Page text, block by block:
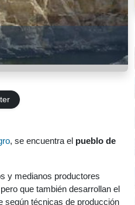
, se encuentra el pueblo de
y medianos productores
que también desarrollan el
según técnicas de producción